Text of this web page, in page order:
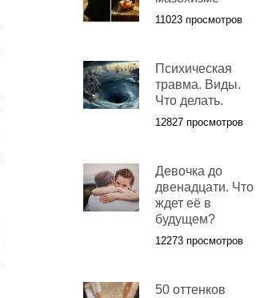
11023 просмотров
Психическая
травма. Виды.
Что делать.
12827 просмотров
Девочка до
двенадцати. Что
ждет её в
будущем?
12273 просмотров
50 оттенков